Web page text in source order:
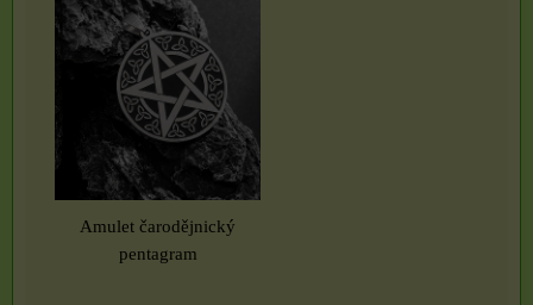
Amulet čarodějnický
pentagram